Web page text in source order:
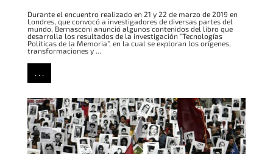
Durante el encuentro realizado en 21 y 22 de marzo de 2019 en
Londres, que convocó a investigadores de diversas partes del
mundo, Bernasconi anunció algunos contenidos del libro que
desarrolla los resultados de la investigación “Tecnologías
Políticas de la Memoria”, en la cual se exploran los orígenes,
transformaciones y ...
. . .